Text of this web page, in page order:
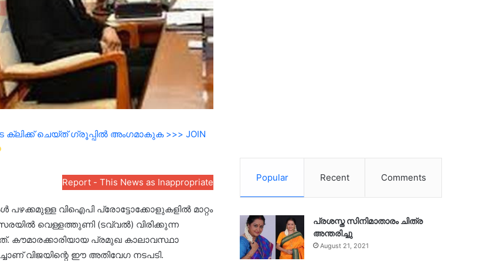
ചെയ്ത് ഗ്രൂപ്പിൽ അംഗമാകുക >>> JOIN
Report - This News as Inappropriate
പഴക്കമുള്ള വിഐപി പ്രോട്ടോക്കോളുകളിൽ മാറ്റം
വെള്ളത്തുണി (ടവ്വൽ) വിരിക്കുന്ന
കൗമാരക്കാരിയായ പ്രമുഖ കാലാവസ്ഥാ
വിജയിന്റെ ഈ അതിവേഗ നടപടി.
Popular Recent Comments
പ്രശസ്ത സിനിമാതാരം ചിത്ര
അന്തരിച്ചു
August 21, 2021